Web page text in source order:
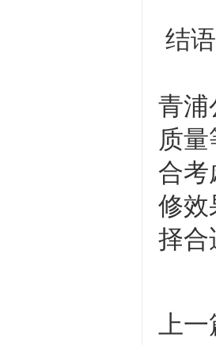
结语
青浦
质
合考
修效
择合
上